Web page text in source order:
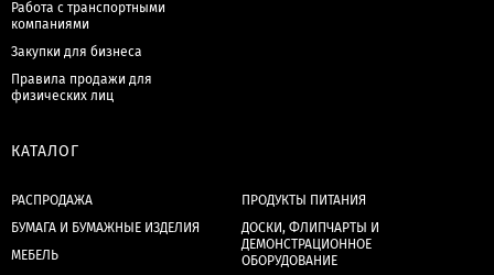
Работа с транспортными
компаниями
Закупки для бизнеса
Правила продажи для
физических лиц
КАТАЛОГ
РАСПРОДАЖА
БУМАГА И БУМАЖНЫЕ ИЗДЕЛИЯ
МЕБЕЛЬ
ПРОДУКТЫ ПИТАНИЯ
ДОСКИ, ФЛИПЧАРТЫ И
ДЕМОНСТРАЦИОННОЕ
ОБОРУДОВАНИЕ